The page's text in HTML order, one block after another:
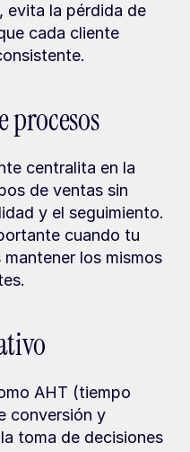
evita la pérdida de
cada cliente
centralita en la
de ventas sin
y el seguimiento.
cuando tu
los mismos
AHT (tiempo
conversión y
toma de decisiones